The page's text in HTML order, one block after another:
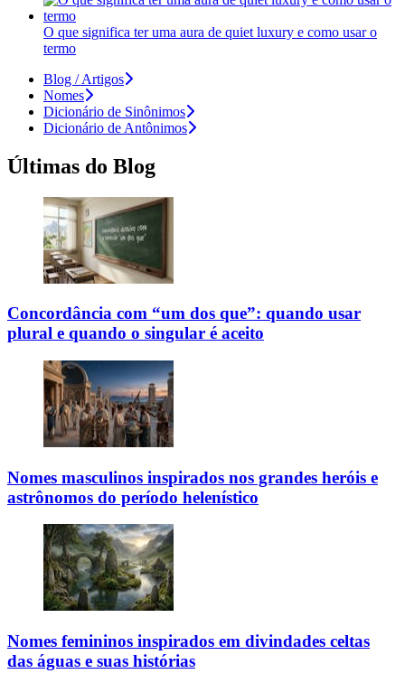
O que significa ter uma aura de quiet luxury e como usar o
termo
Blog / Artigos
Nomes
Dicionário de Sinônimos
Dicionário de Antônimos
Últimas do Blog
Concordância com “um dos que”: quando usar
plural e quando o singular é aceito
Nomes masculinos inspirados nos grandes heróis e
astrônomos do período helenístico
Nomes femininos inspirados em divindades celtas
das águas e suas histórias